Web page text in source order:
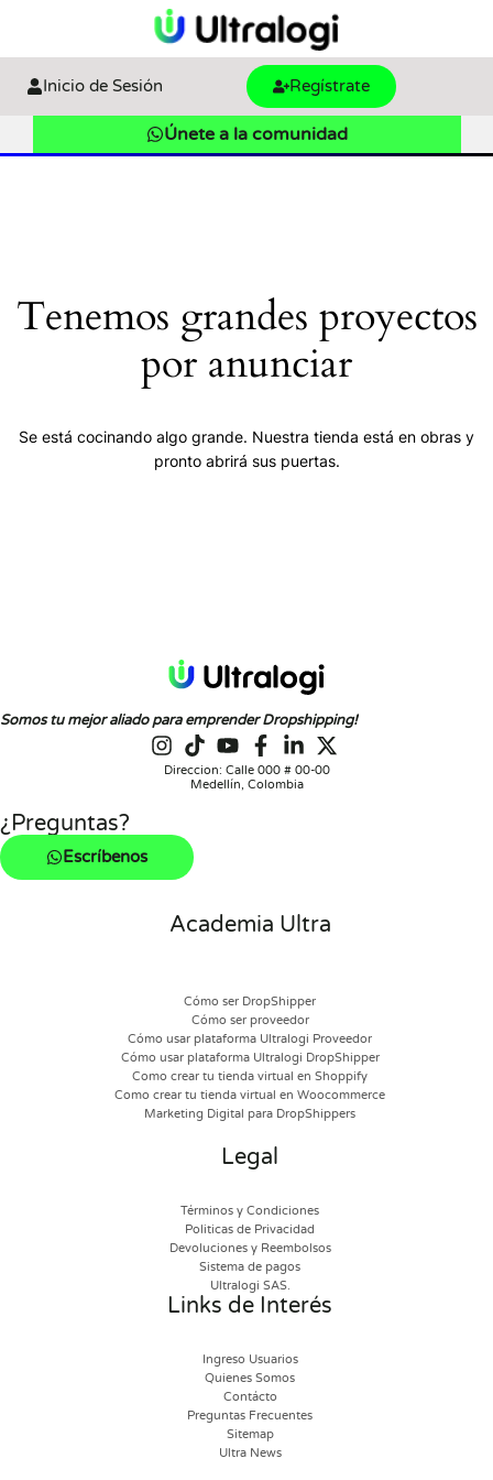
Inicio de Sesión Regístrate
Únete a la comunidad
Tenemos grandes proyectos
por anunciar
Se está cocinando algo grande. Nuestra tienda está en obras y
pronto abrirá sus puertas.
Somos tu mejor aliado para emprender Dropshipping!
Direccion: Calle 000 # 00-00
Medellín, Colombia
¿Preguntas?
Escríbenos
Academia Ultra
Cómo ser DropShipper
Cómo ser proveedor
Cómo usar plataforma Ultralogi Proveedor
Cómo usar plataforma Ultralogi DropShipper
Como crear tu tienda virtual en Shoppify
Como crear tu tienda virtual en Woocommerce
Marketing Digital para DropShippers
Legal
Términos y Condiciones
Politicas de Privacidad
Devoluciones y Reembolsos
Sistema de pagos
Ultralogi SAS.
Links de Interés
Ingreso Usuarios
Quienes Somos
Contácto
Preguntas Frecuentes
Sitemap
Ultra News